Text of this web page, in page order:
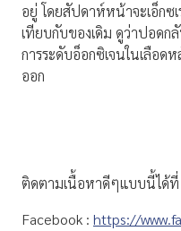
อยู่ โดยสัปดาห์หน้าจะเอ็กซ
เทียบกับของเดิม ดูว่าปอดก
การระดับอ็อกซิเจนในเลือด
ออก
ติดตามเนื้อหาดีๆแบบนี้ได้ที่
Facebook : https://